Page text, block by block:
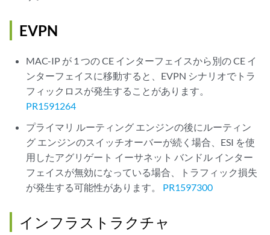
EVPN
MAC-IP が 1 つの CE インターフェイスから別の CE イ
ンターフェイスに移動すると、EVPN シナリオでトラ
フィックロスが発生することがあります。
PR1591264
プライマリ ルーティング エンジンの後にルーティン
グ エンジンのスイッチオーバーが続く場合、ESI を使
用したアグリゲート イーサネット バンドル インター
フェイスが無効になっている場合、トラフィック損失
が発生する可能性があります。 PR1597300
インフラストラクチャ